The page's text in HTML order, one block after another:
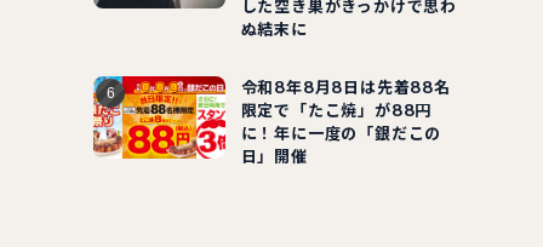
した空き巣がきっかけで思わ
ぬ結末に
令和8年8月8日は先着88名
限定で「たこ焼」が88円
に！年に一度の「銀だこの
日」開催